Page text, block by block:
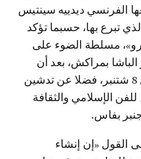
الفرنسي ديدييه سينتيس
تبرع بها، حسبما تؤكد
مسلطة الضوء على
الباشا بمراكش، بعد أن
تعرضت لزلزال 8 شتنبر، فضلا عن تدشين
الإسلامي والثقافة
بفاس.
القول «إن إنشاء